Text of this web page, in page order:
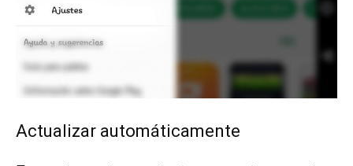
Actualizar automáticamente